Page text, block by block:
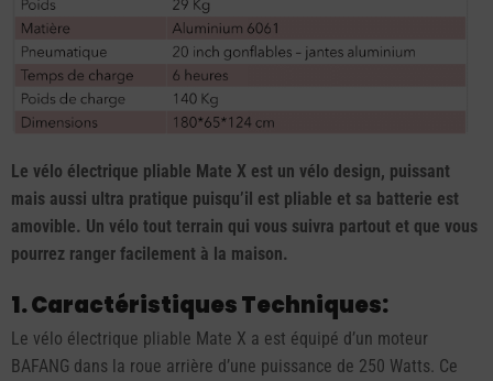
Le vélo électrique pliable Mate X est un vélo design, puissant
mais aussi ultra pratique puisqu’il est pliable et sa batterie est
amovible. Un vélo tout terrain qui vous suivra partout et que vous
pourrez ranger facilement à la maison.
1. Caractéristiques Techniques:
Le vélo électrique pliable Mate X a est équipé d’un moteur
BAFANG dans la roue arrière d’une puissance de 250 Watts. Ce